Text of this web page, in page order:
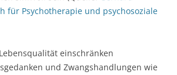
für Psychotherapie und psychosoziale
einschränken
und Zwangshandlungen wie